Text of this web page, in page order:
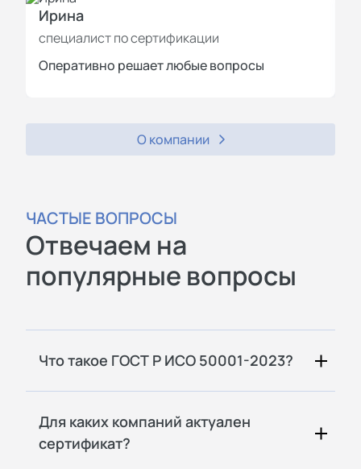
Ирина
специалист по сертификации
Оперативно решает любые вопросы
О компании
ЧАСТЫЕ ВОПРОСЫ
Отвечаем на
популярные вопросы
Что такое ГОСТ Р ИСО 50001-2023?
Для каких компаний актуален
сертификат?